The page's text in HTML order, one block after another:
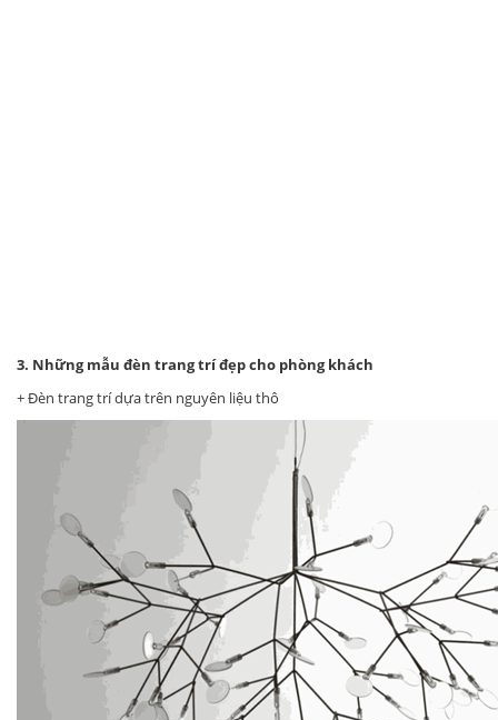
3. Những mẫu đèn trang trí đẹp cho phòng khách
+ Đèn trang trí dựa trên nguyên liệu thô